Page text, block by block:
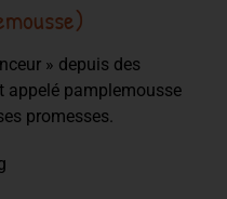
» depuis des
appelé pamplemousse
promesses.